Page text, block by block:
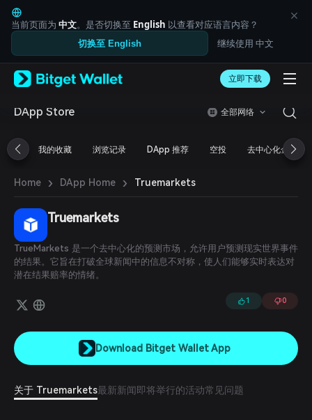
English
日本語
Tiếng Việt
Русский
Español (Latinoamérica)
Türkçe
Français
简体中文
繁體中文
Bahasa Indonesia
ภาษาไทย
العربية
বাংলা
Español
Português (Brasil)
当前页面为 中文。是否切换至 English 以查看对应语言内容？
切换至 English 继续使用 中文
立即下载
DApp Store 全部网络
我的收藏 浏览记录 DApp 推荐 空投 去中心化金融
Home › DApp Home › Truemarkets
Truemarkets
TrueMarkets 是一个去中心化的预测市场，允许用户预测现实世界事件
的结果。它旨在打破全球新闻中的信息不对称，使人们能够实时表达对
潜在结果赔率的情绪。
1 0
Download Bitget Wallet App
关于 Truemarkets最新新闻即将举行的活动常见问题